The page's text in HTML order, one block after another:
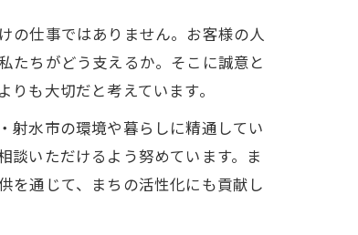
の仕事ではありません。お客様の人
たちがどう支えるか。そこに誠意と
も大切だと考えています。
射水市の環境や暮らしに精通してい
談いただけるよう努めています。ま
を通じて、まちの活性化にも貢献し